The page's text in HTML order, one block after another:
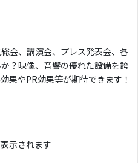
会、講演会、プレス発表会、各
？映像、音響の優れた設備を誇
果やPR効果等が期待できます！
示されます